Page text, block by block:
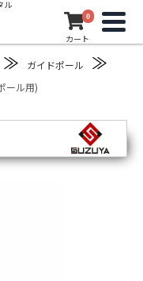
ル
0
カート
≫ ガイドポール ≫
ール用)